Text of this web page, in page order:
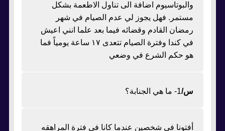
والبوتاسيوم اضافة الى تناول الاطعمة بشكل
مستمر. فهل يجوز لي عدم الصيام في شهر
رمضان القادم وقضائه فيما بعد علما انني اعيش
في كندا وفترة الصيام تتعدى ١٧ ساعة يومياً فما
هو حكم الشرع في وضعي
س/1- ما هي الجنابة؟
أفتونا في شخصين عندما كانا في فترة المراهقه